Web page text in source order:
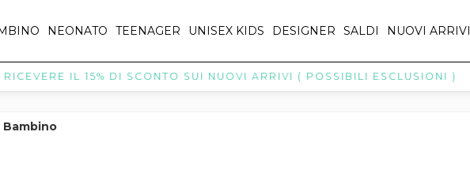
NEONATO TEENAGER UNISEX KIDS DESIGNER SALDI NUOVI ARRIVI
IL 15% DI SCONTO SUI NUOVI ARRIVI ( POSSIBILI ESCLUSIONI )